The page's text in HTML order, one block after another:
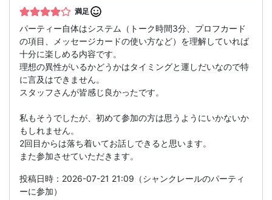
満足
パーティー自体はシステム（トーク時間3分、プロフカード
の項目、メッセージカードの使い方など）を理解していれば
十分に楽しめる内容です。
理想の異性がいるかどうかはタイミングと運しだいなので特
に言及はできません。
スタッフさんが皆感じ良かったです。
私もそうでしたが、初めて参加の方は思うようにいかないか
もしれません。
2回目からは落ち着いてお話しできると思います。
また参加させていただきます。
投稿日時：2026-07-21 21:09（シャンクレールのパーティ
ーに参加）